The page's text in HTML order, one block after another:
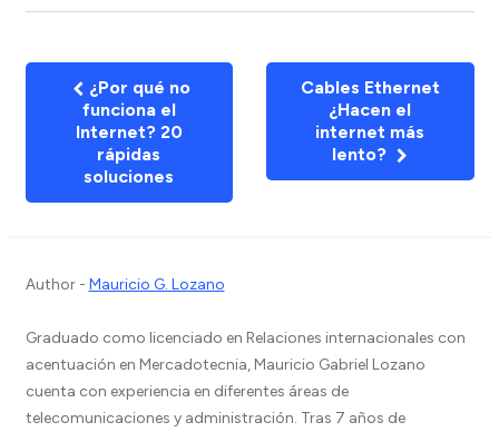
¿Por qué no
funciona el
Internet? 20
rápidas
soluciones
Cables Ethernet
¿Hacen el
internet más
lento?
Author - Mauricio G. Lozano
Graduado como licenciado en Relaciones internacionales con
acentuación en Mercadotecnia, Mauricio Gabriel Lozano
cuenta con experiencia en diferentes áreas de
telecomunicaciones y administración. Tras 7 años de